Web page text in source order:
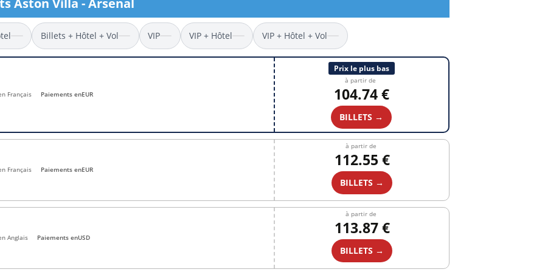
Billets Coupe d’Asie 2027
Billets Euro 2028
Billets Copa América
Billets + Hôtel + Vol VIP VIP + Hôtel VIP + Hôtel + Vol
Français Paiements enEUR
Prix le plus bas
à partir de
104.74 €
BILLETS →
Français Paiements enEUR
à partir de
112.55 €
BILLETS →
Anglais Paiements enUSD
à partir de
113.87 €
BILLETS →